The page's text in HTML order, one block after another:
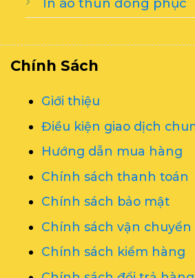
In áo thun đồng phục
Chính Sách
Giới thiệu
Điều kiện giao dịch
Hướng dẫn mua hàng
Chính sách thanh toán
Chính sách bảo mật
Chính sách vận chuyển
Chính sách kiểm hàng